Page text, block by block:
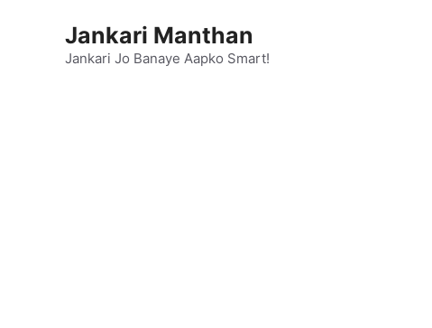
Jankari Manthan
Jankari Jo Banaye Aapko Smart!